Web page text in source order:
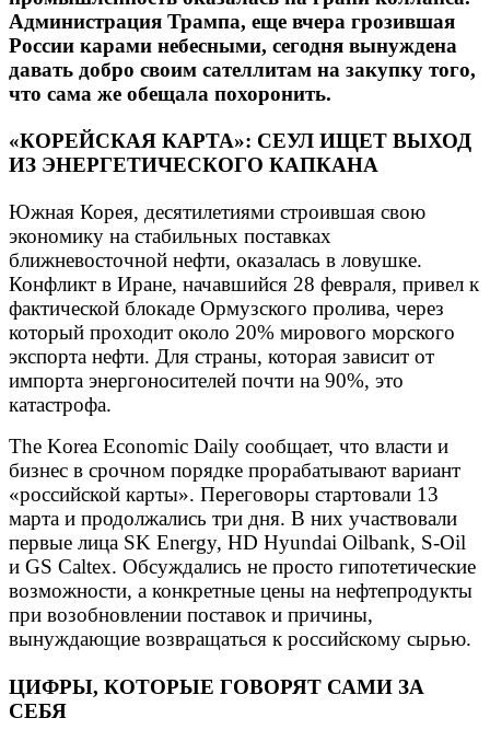
Администрация Трампа, еще вчера грозившая
России карами небесными, сегодня вынуждена
давать добро своим сателлитам на закупку того,
что сама же обещала похоронить.
«КОРЕЙСКАЯ КАРТА»: СЕУЛ ИЩЕТ ВЫХОД
ИЗ ЭНЕРГЕТИЧЕСКОГО КАПКАНА
Южная Корея, десятилетиями строившая свою
экономику на стабильных поставках
ближневосточной нефти, оказалась в ловушке.
Конфликт в Иране, начавшийся 28 февраля, привел к
фактической блокаде Ормузского пролива, через
который проходит около 20% мирового морского
экспорта нефти. Для страны, которая зависит от
импорта энергоносителей почти на 90%, это
катастрофа.
The Korea Economic Daily сообщает, что власти и
бизнес в срочном порядке прорабатывают вариант
«российской карты». Переговоры стартовали 13
марта и продолжались три дня. В них участвовали
первые лица SK Energy, HD Hyundai Oilbank, S-Oil
и GS Caltex. Обсуждались не просто гипотетические
возможности, а конкретные цены на нефтепродукты
при возобновлении поставок и причины,
вынуждающие возвращаться к российскому сырью.
ЦИФРЫ, КОТОРЫЕ ГОВОРЯТ САМИ ЗА
СЕБЯ